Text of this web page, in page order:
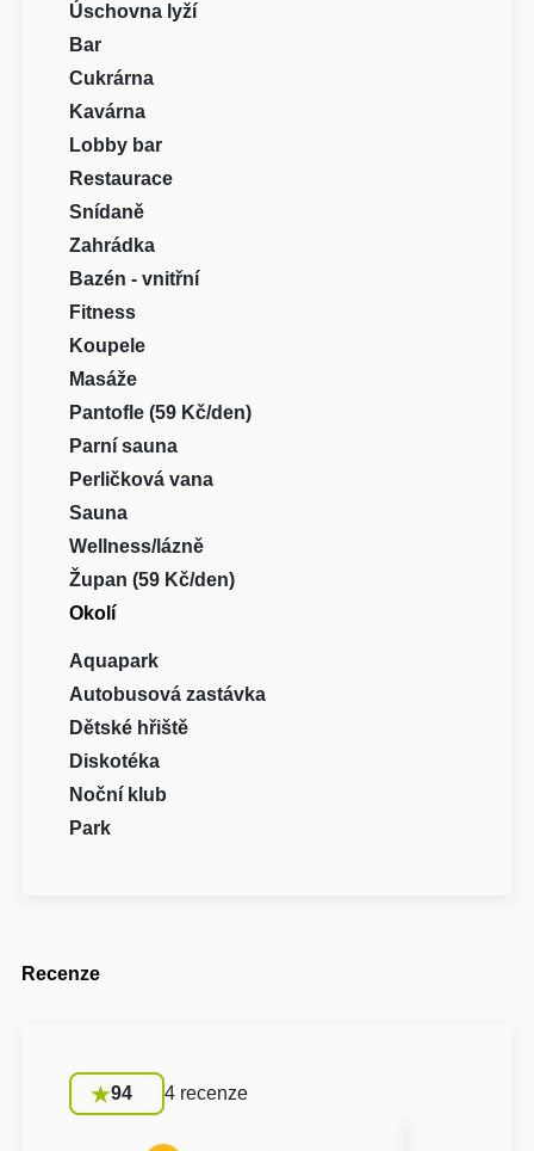
Úschovna lyží
Bar
Cukrárna
Kavárna
Lobby bar
Restaurace
Snídaně
Zahrádka
Bazén - vnitřní
Fitness
Koupele
Masáže
Pantofle (59 Kč/den)
Parní sauna
Perličková vana
Sauna
Wellness/lázně
Župan (59 Kč/den)
Okolí
Aquapark
Autobusová zastávka
Dětské hřiště
Diskotéka
Noční klub
Park
Recenze
94 4 recenze